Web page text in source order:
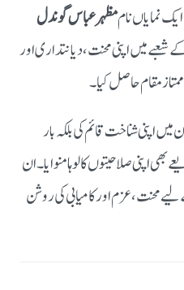
نمایاں ناممظہر عباس گوندل
میں اپنی محنت، دیانتداری اور
مقام حاصل کیا۔
اپنی شناخت قائم کی بلکہ بار
اپنی صلاحیتوں کا لوہا منوایا۔ ان
محنت، عزم اور کامیابی کی روشن